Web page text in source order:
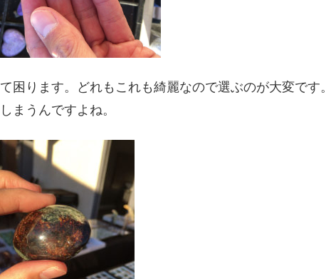
困ります。どれもこれも綺麗なので選ぶのが大変です。
まうんですよね。